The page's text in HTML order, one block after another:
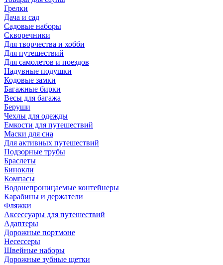
Грелки
Дача и сад
Садовые наборы
Скворечники
Для творчества и хобби
Для путешествий
Для самолетов и поездов
Надувные подушки
Кодовые замки
Багажные бирки
Весы для багажа
Беруши
Чехлы для одежды
Емкости для путешествий
Маски для сна
Для активных путешествий
Подзорные трубы
Браслеты
Бинокли
Компасы
Водонепроницаемые контейнеры
Карабины и держатели
Фляжки
Аксессуары для путешествий
Адаптеры
Дорожные портмоне
Несессеры
Швейные наборы
Дорожные зубные щетки